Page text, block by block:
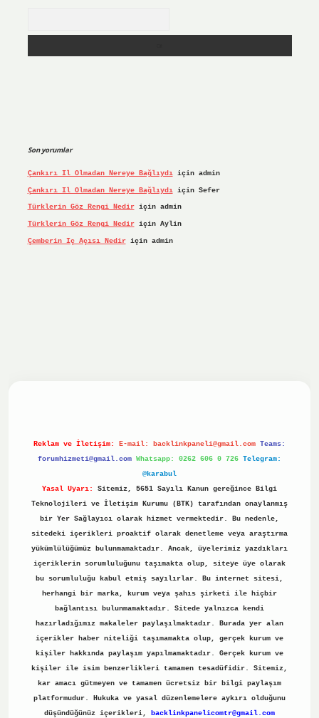
Son yorumlar
Çankırı Il Olmadan Nereye Bağlıydıiçin admin
Çankırı Il Olmadan Nereye Bağlıydıiçin Sefer
Türklerin Göz Rengi Nediriçin admin
Türklerin Göz Rengi Nediriçin Aylin
Çemberin Iç Açısı Nediriçin admin
Reklam ve İletişim: E-mail: backlinkpaneli@gmail.com Teams:
forumhizmeti@gmail.com Whatsapp: 0262 606 0 726 Telegram:
@karabul
Yasal Uyarı:
Sitemiz, 5651 Sayılı Kanun gereğince Bilgi
Teknolojileri ve İletişim Kurumu (BTK) tarafından onaylanmış
bir Yer Sağlayıcı olarak hizmet vermektedir. Bu nedenle,
sitedeki içerikleri proaktif olarak denetleme veya araştırma
yükümlülüğümüz bulunmamaktadır. Ancak, üyelerimiz yazdıkları
içeriklerin sorumluluğunu taşımakta olup, siteye üye olarak
bu sorumluluğu kabul etmiş sayılırlar. Bu internet sitesi,
herhangi bir marka, kurum veya şahıs şirketi ile hiçbir
bağlantısı bulunmamaktadır. Sitede yalnızca kendi
hazırladığımız makaleler paylaşılmaktadır. Burada yer alan
içerikler haber niteliği taşımamakta olup, gerçek kurum ve
kişiler hakkında paylaşım yapılmamaktadır. Gerçek kurum ve
kişiler ile isim benzerlikleri tamamen tesadüfidir. Sitemiz,
kar amacı gütmeyen ve tamamen ücretsiz bir bilgi paylaşım
platformudur. Hukuka ve yasal düzenlemelere aykırı olduğunu
düşündüğünüz içerikleri,
backlinkpanelicomtr@gmail.com